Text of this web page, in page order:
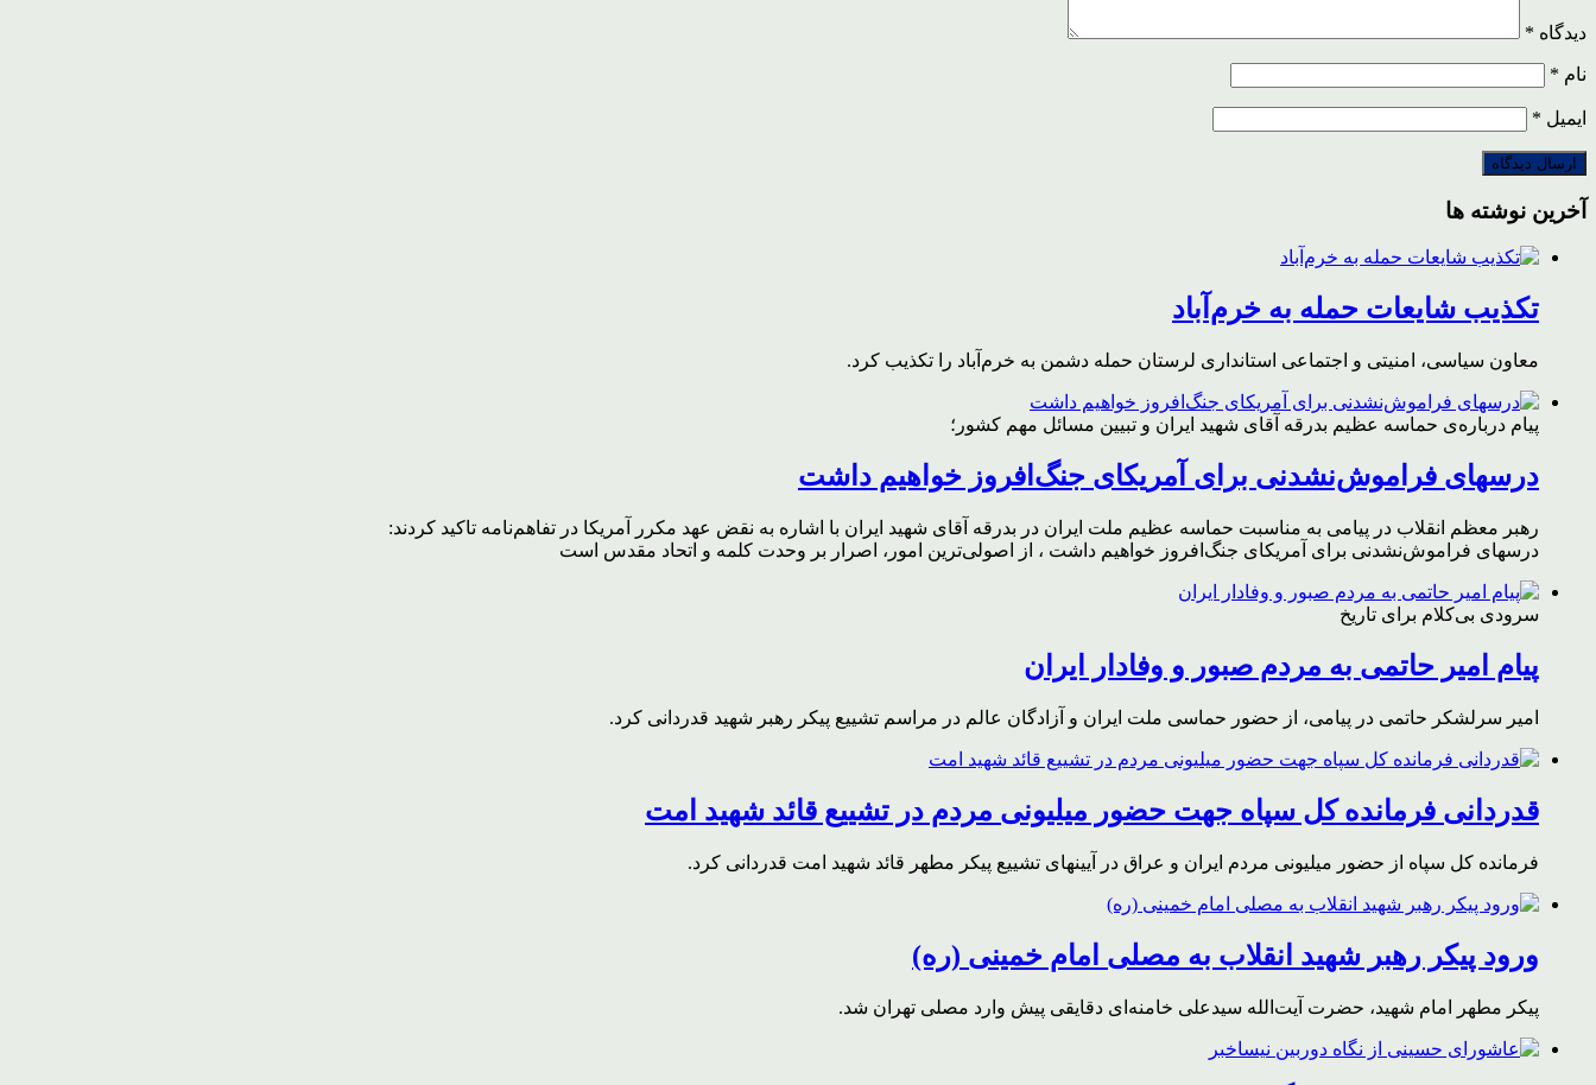
دیدگاه *
نام *
ایمیل *
آخرین نوشته ها
تکذیب شایعات حمله به خرم‌آباد
معاون سیاسی، امنیتی و اجتماعی استانداری لرستان حمله دشمن به خرم‌آباد را تکذیب کرد.
پیام درباره‌ی حماسه عظیم بدرقه آقای شهید ایران و تبیین مسائل مهم کشور؛
درسهای فراموش‌نشدنی برای آمریکای جنگ‌افروز خواهیم داشت
رهبر معظم انقلاب در پیامی به مناسبت حماسه عظیم ملت ایران در بدرقه آقای شهید ایران با اشاره به نقض عهد مکرر آمریکا در تفاهم‌نامه تاکید کردند:
درسهای فراموش‌نشدنی برای آمریکای جنگ‌افروز خواهیم داشت ، از اصولی‌ترین امور، اصرار بر وحدت کلمه و اتحاد مقدس است
سرودی بی‌کلام برای تاریخ
پیام امیر حاتمی به مردم صبور و وفادار ایران
امیر سرلشکر حاتمی در پیامی، از حضور حماسی ملت ایران و آزادگان عالم در مراسم تشییع پیکر رهبر شهید قدردانی کرد.
قدردانی فرمانده کل سپاه جهت حضور میلیونی مردم در تشییع قائد شهید امت
فرمانده کل سپاه از حضور میلیونی مردم ایران و عراق در آیینهای تشییع پیکر مطهر قائد شهید امت قدردانی کرد.
ورود پیکر رهبر شهید انقلاب به مصلی امام خمینی (ره)
پیکر مطهر امام شهید،‌ حضرت آیت‌الله سیدعلی خامنه‌ای دقایقی پیش وارد مصلی تهران شد.